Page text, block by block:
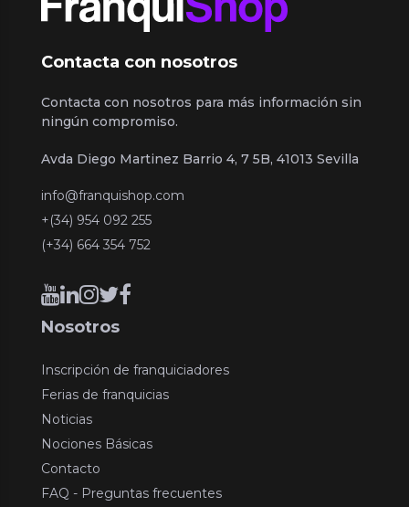
Contacta con nosotros
Contacta con nosotros para más información sin
ningún compromiso.
Avda Diego Martinez Barrio 4, 7 5B, 41013 Sevilla
info@franquishop.com
+(34) 954 092 255
(+34) 664 354 752
Nosotros
Inscripción de franquiciadores
Ferias de franquicias
Noticias
Nociones Básicas
Contacto
FAQ - Preguntas frecuentes